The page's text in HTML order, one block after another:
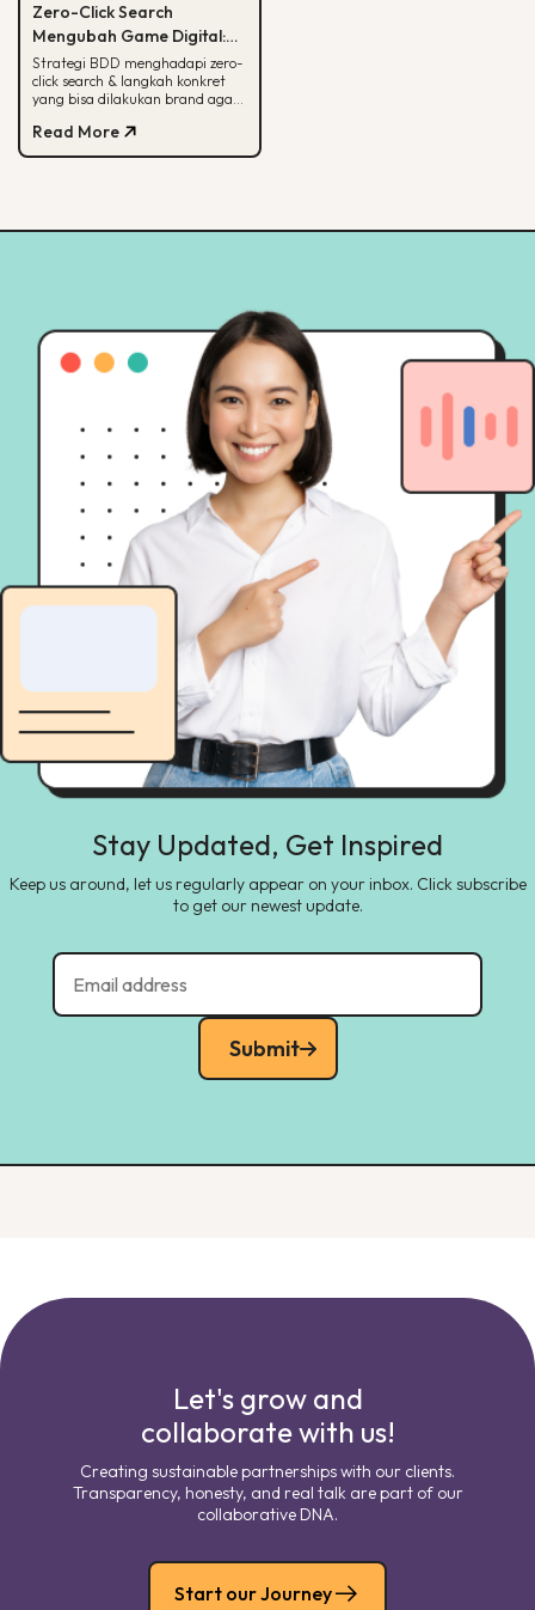
Zero-Click Search
Mengubah Game Digital:
Begini Strategi BDD & Apa
yang Bisa Dilakukan Brand
Strategi BDD menghadapi zero-
click search & langkah konkret
yang bisa dilakukan brand agar
Google
Read More
Stay Updated, Get Inspired
Keep us around, let us regularly appear on your inbox. Click subscribe
to get our newest update.
Submit
Let's grow and
collaborate with us!
Creating sustainable partnerships with our clients.
Transparency, honesty, and real talk are part of our
collaborative DNA.
Start our Journey